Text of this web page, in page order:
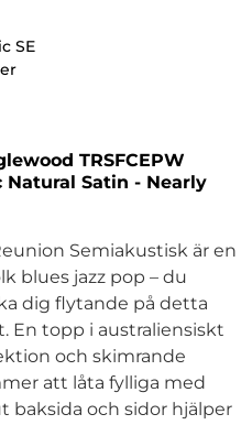
SE
TRSFCEPW
Natural Satin - Nearly
Semiakustisk är en
blues jazz pop – du
dig flytande på detta
topp i australiensiskt
och skimrande
att låta fylliga med
baksida och sidor hjälper